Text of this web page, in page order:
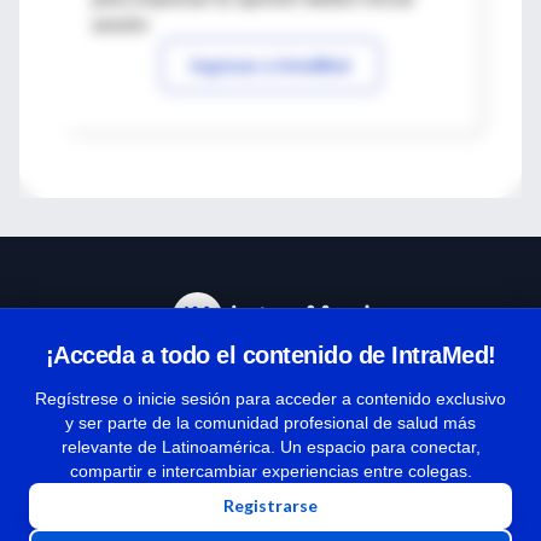
Ingresar a IntraMed
¡Acceda a todo el contenido de IntraMed!
Regístrese o inicie sesión para acceder a contenido exclusivo
y ser parte de la comunidad profesional de salud más
relevante de Latinoamérica. Un espacio para conectar,
compartir e intercambiar experiencias entre colegas.
Registrarse
Términos y condiciones
| Políticas de privacidad
| Todos los derechos reservados | Copyright 1997-2026